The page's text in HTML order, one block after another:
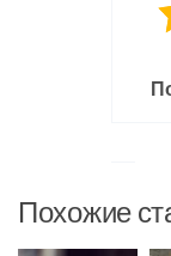
Похожие